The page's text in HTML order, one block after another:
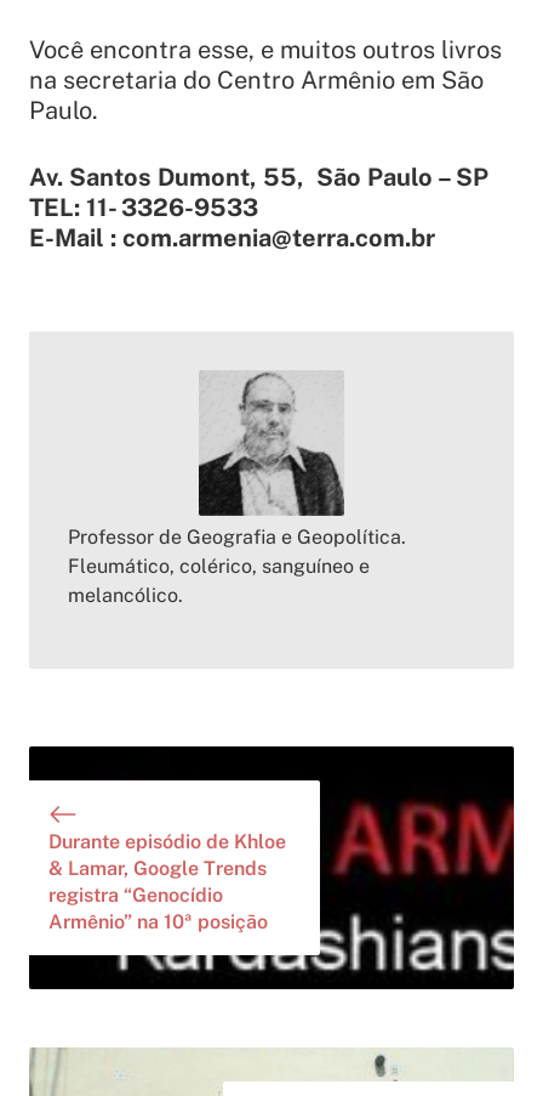
Você encontra esse, e muitos outros livros
na secretaria do Centro Armênio em São
Paulo.
Av. Santos Dumont, 55, São Paulo – SP
TEL: 11- 3326-9533
E-Mail : com.armenia@terra.com.br
Professor de Geografia e Geopolítica.
Fleumático, colérico, sanguíneo e
melancólico.
Durante episódio de Khloe
& Lamar, Google Trends
registra “Genocídio
Armênio” na 10ª posição